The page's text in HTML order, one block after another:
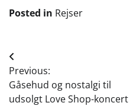
Posted in Rejser
Indlægsnavigation
Previous:
Gåsehud og nostalgi til
udsolgt Love Shop-koncert